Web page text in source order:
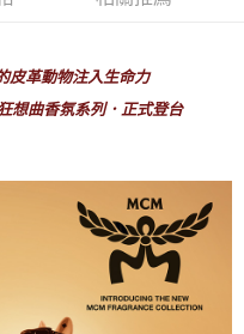
費
皮革動物注入生命力
想曲香氛系列．正式登台